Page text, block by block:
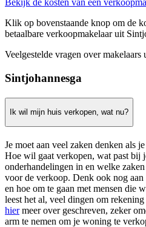
Bekijk de kosten van een
Klik op bovenstaande knop om de
betaalbare verkoopmakelaar uit
Veelgestelde vragen over makelaars
Sintjohannesga
Ik wil mijn huis verkopen, wat nu?
Je moet aan veel zaken denken als
Hoe wil gaat verkopen, wat past bij
onderhandelingen in en welke
voor de verkoop. Denk ook nog
en hoe om te gaan met mensen die
leest het al, veel dingen om
hiermeer over geschreven, zeker
arm te nemen om je woning te